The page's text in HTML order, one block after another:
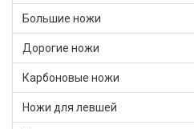
Большие ножи
Дорогие ножи
Карбоновые ножи
Ножи для левшей